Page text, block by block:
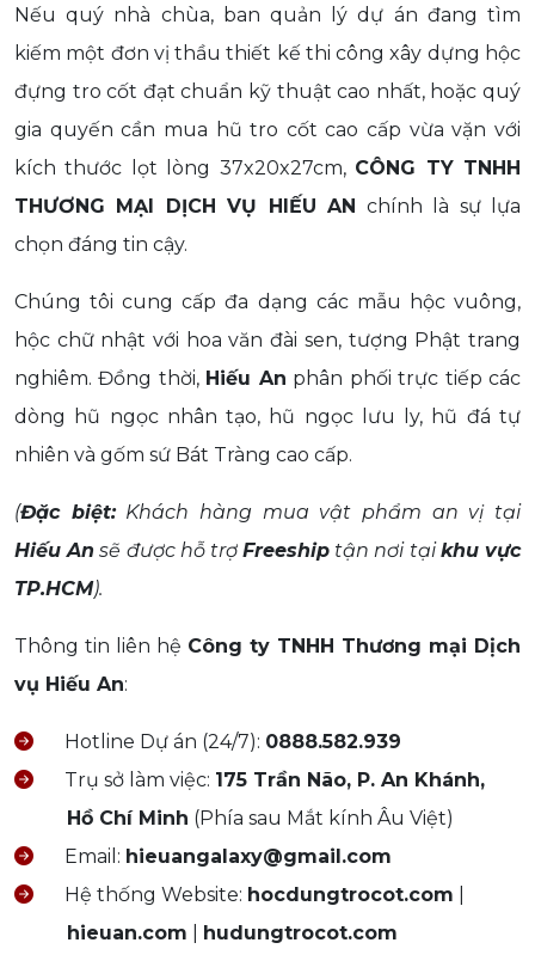
Nếu quý nhà chùa, ban quản lý dự án đang tìm
kiếm một đơn vị thầu thiết kế thi công xây dựng hộc
đựng tro cốt đạt chuẩn kỹ thuật cao nhất, hoặc quý
gia quyến cần mua hũ tro cốt cao cấp vừa vặn với
kích thước lọt lòng 37x20x27cm, CÔNG TY TNHH
THƯƠNG MẠI DỊCH VỤ HIẾU AN chính là sự lựa
chọn đáng tin cậy.
Chúng tôi cung cấp đa dạng các mẫu hộc vuông,
hộc chữ nhật với hoa văn đài sen, tượng Phật trang
nghiêm. Đồng thời, Hiếu An phân phối trực tiếp các
dòng hũ ngọc nhân tạo, hũ ngọc lưu ly, hũ đá tự
nhiên và gốm sứ Bát Tràng cao cấp.
(Đặc biệt:Khách hàng mua vật phẩm an vị tại
Hiếu An sẽ được hỗ trợFreeship tận nơi tạikhu vực
TP.HCM).
Thông tin liên hệ Công ty TNHH Thương mại Dịch
vụ Hiếu An:
Hotline Dự án (24/7): 0888.582.939
Trụ sở làm việc: 175 Trần Não, P. An Khánh,
Hồ Chí Minh (Phía sau Mắt kính Âu Việt)
Email: hieuangalaxy@gmail.com
Hệ thống Website: hocdungtrocot.com
hieuan.com
hudungtrocot.com